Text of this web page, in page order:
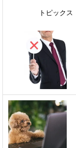
トピックス